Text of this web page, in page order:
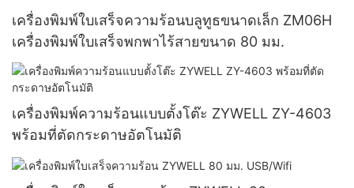
เครื่องพิมพ์ใบเสร็จความร้อนบลูทูธขนาดเล็ก ZM06H
เครื่องพิมพ์ใบเสร็จพกพาไร้สายขนาด 80 มม.
เครื่องพิมพ์ความร้อนแบบตั้งโต๊ะ ZYWELL ZY-4603
พร้อมที่ตัดกระดาษอัตโนมัติ